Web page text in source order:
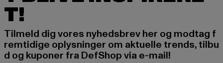
T!
Tilmeld dig vores nyhedsbrev her og modtag f
remtidige oplysninger om aktuelle trends, tilbu
d og kuponer fra DefShop via e-mail!